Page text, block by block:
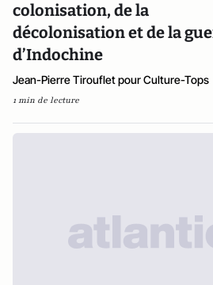
colonisation, de la
décolonisation et de la
d’Indochine
Jean-Pierre Tirouflet pour Culture-Tops
1 min de lecture